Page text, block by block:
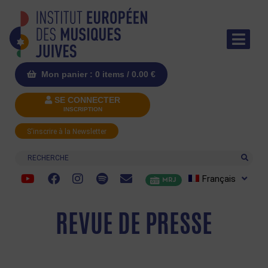
Mon panier : 0 items / 0.00 €
SE CONNECTER
INSCRIPTION
S'inscrire à la Newsletter
Recherche
MRJ Français
REVUE DE PRESSE